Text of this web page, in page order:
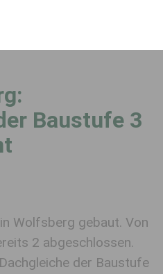
Baustufe 3
Wolfsberg gebaut. Von
2 abgeschlossen.
der Baustufe